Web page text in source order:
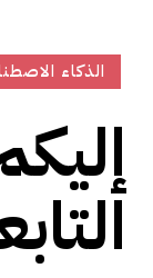
الذكاء